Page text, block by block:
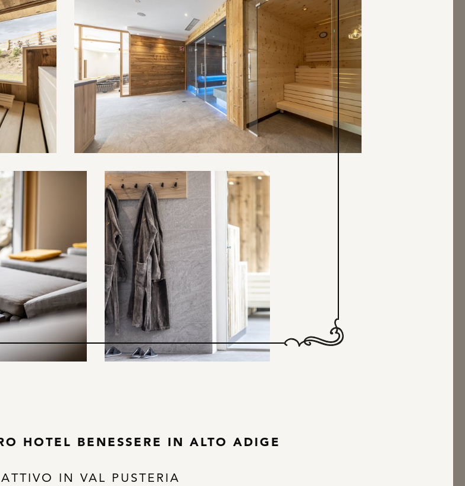
HOTEL BENESSERE IN ALTO ADIGE
IN VAL PUSTERIA